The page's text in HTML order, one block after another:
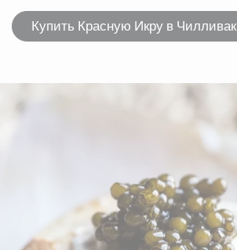
Купить Красную Икру в Чилливак